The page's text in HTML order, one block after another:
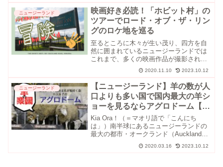
地を横目に体験するアフタヌーンティー
（＝ハ...
ニュージーランド
映画好き必読！「ホビット村」の
ツアーでロード・オブ・ザ・リン
グのロケ地を巡る
至るところに木々が生い茂り、四方を自
然に囲まれているニュージーランドでは
これまで、多くの映画作品が撮影されて
きました。「ロード・オブ・ザ・リン
グ」もそのうちのひとつ。北島に位置す
るマタマタ（Matamata）では、ロード・
オブ・ザ・リングに...
2020.11.10 2023.10.12
ニュージーランド
【ニュージーランド】羊の数が人
口よりも多い国で国内最大の羊シ
ョーを見るならアグロドーム【ロ
トルア】
Kia Ora！（＝マオリ語で「こんにち
は」）南半球にあるニュージーランドの
最大の都市・オークランド（Auckland）
から車で約3時間ほどの場所にあるロトル
ア（Rotorua）は、温泉や原住民マオリ族
2020.03.16 2023.10.12